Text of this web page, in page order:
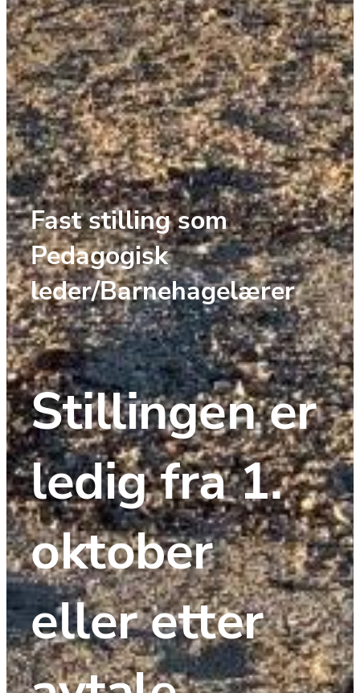
Fast stilling som
Pedagogisk
leder/Barnehagelærer
Stillingen er
ledig fra 1.
oktober
eller etter